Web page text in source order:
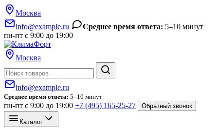
Москва
info@example.ru
Среднее время ответа: 5–10 минут
пн-пт с 9:00 до 19:00
Москва
info@example.ru
Среднее время ответа: 5–10 минут
пн-пт с 9:00 до 19:00 +7 (495) 165-25-27 Обратный звонок
Каталог